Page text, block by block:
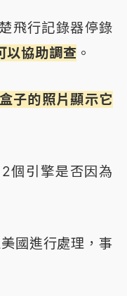
飛行記錄器停錄
以協助調查 。
子的照片顯示它
個引擎是否因為
國進行處理，事